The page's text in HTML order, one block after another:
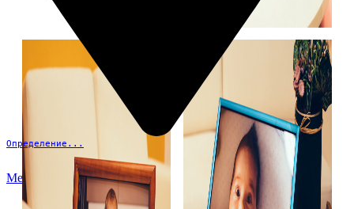
Определение...
Меню